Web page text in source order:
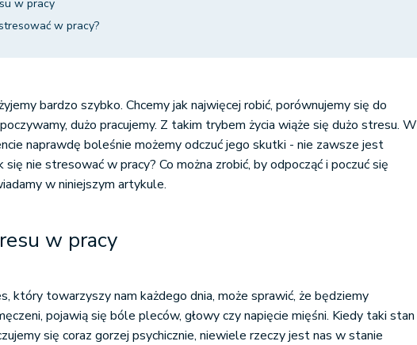
w pracy
w pracy?
bardzo szybko. Chcemy jak najwięcej robić, porównujemy się do
dużo pracujemy. Z takim trybem życia wiąże się dużo stresu. W
naprawdę boleśnie możemy odczuć jego skutki - nie zawsze jest
się nie stresować w pracy? Co można zrobić, by odpocząć i poczuć się
w niniejszym artykule.
w pracy
który towarzyszy nam każdego dnia, może sprawić, że będziemy
pojawią się bóle pleców, głowy czy napięcie mięśni. Kiedy taki stan
się coraz gorzej psychicznie, niewiele rzeczy jest nas w stanie